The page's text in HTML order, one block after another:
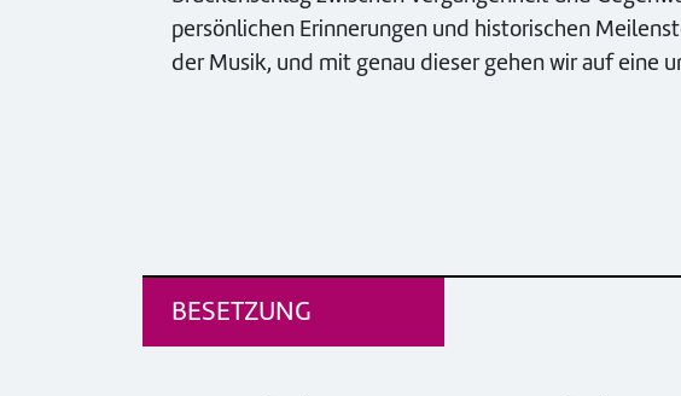
persönlichen Erinnerungen und historischen
der Musik, und mit genau dieser gehen wir auf eine
BESETZUNG